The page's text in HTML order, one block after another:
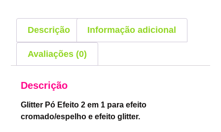
Descrição Informação adicional
Avaliações (0)
Descrição
Glitter Pó Efeito 2 em 1 para efeito
cromado/espelho e efeito glitter.